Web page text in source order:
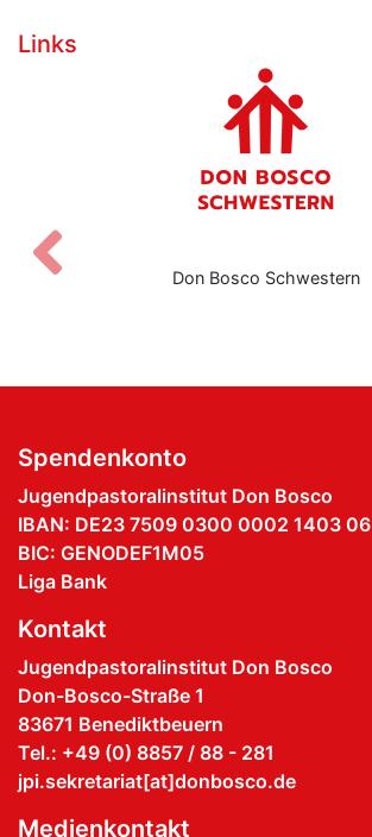
Links
Don Bosco Schwestern
Zurück
Spendenkonto
Jugendpastoralinstitut Don Bosco
IBAN: DE23 7509 0300 0002 1403 06
BIC: GENODEF1M05
Liga Bank
Kontakt
Jugendpastoralinstitut Don Bosco
Don-Bosco-Straße 1
83671 Benediktbeuern
Tel.: +49 (0) 8857 / 88 - 281
jpi.sekretariat[at]donbosco.de
Medienkontakt